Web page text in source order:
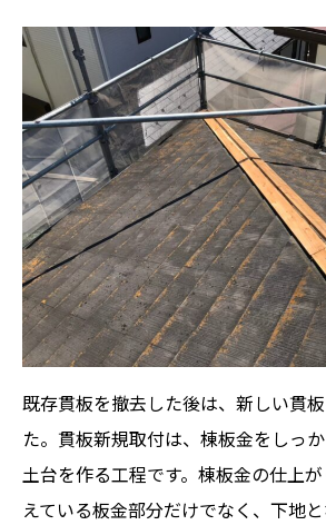
既存貫板を撤去した後は、新しい貫
た。貫板新規取付は、棟板金をしっ
土台を作る工程です。棟板金の仕上
えている板金部分だけでなく、下地